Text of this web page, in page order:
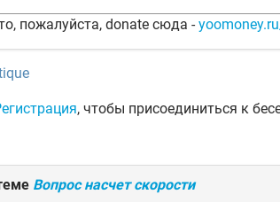
пожалуйста, donate сюда -
, чтобы присоединиться к
Вопрос насчет скорости